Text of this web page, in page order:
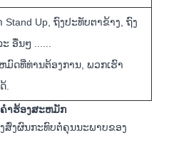
Stand Up, ຖົງປະທັບຕາຂ້າງ, ຖົງ
ະ ອື່ນໆ ......
ມົດທີ່ທ່ານຕ້ອງການ, ພວກເຮົາ
.
າຮ້ອງສະຫມັກ
ສົ່ງຜົນກະທົບຕໍ່ຄຸນນະພາບຂອງ